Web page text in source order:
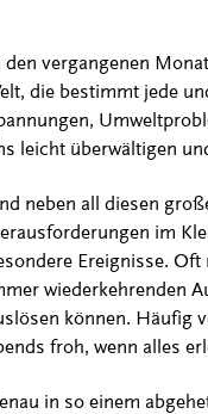
den vergangenen
die bestimmt jede
leicht überwältigen
neben all diesen
im
Ereignisse.
wiederkehrenden
können. Häufig
froh, wenn alles
in so einem